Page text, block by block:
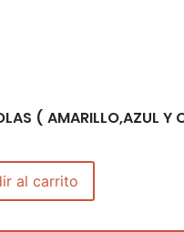
( AMARILLO,AZUL Y
al carrito